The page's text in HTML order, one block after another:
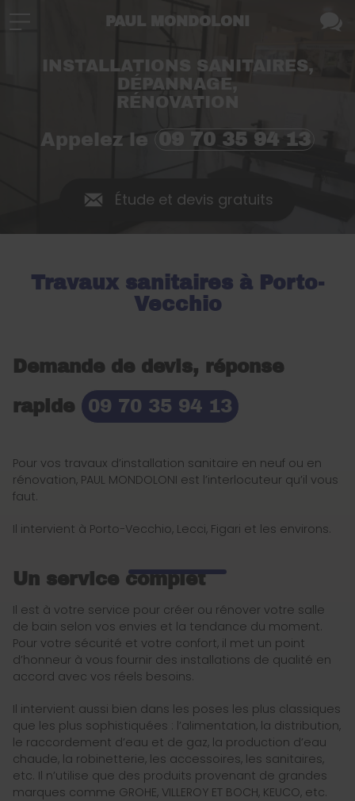
INSTALLATIONS SANITAIRES,
DÉPANNAGE,
RÉNOVATION
Appelez le 09 70 35 94 13
Étude et devis gratuits
Travaux sanitaires à Porto-
Vecchio
Demande de devis, réponse
rapide
09 70 35 94 13
Pour vos travaux d’installation sanitaire en neuf ou en
rénovation, PAUL MONDOLONI est l’interlocuteur qu’il vous
faut.
Il intervient à Porto-Vecchio, Lecci, Figari et les environs.
Un service complet
Il est à votre service pour créer ou rénover votre salle
de bain selon vos envies et la tendance du moment.
Pour votre sécurité et votre confort, il met un point
d’honneur à vous fournir des installations de qualité en
accord avec vos réels besoins.
Il intervient aussi bien dans les poses les plus classiques
que les plus sophistiquées : l’alimentation, la distribution,
le raccordement d’eau et de gaz, la production d’eau
chaude, la robinetterie, les accessoires, les sanitaires,
etc. Il n’utilise que des produits provenant de grandes
marques comme GROHE, VILLEROY ET BOCH, KEUCO, etc.
PAUL MONDOLONI